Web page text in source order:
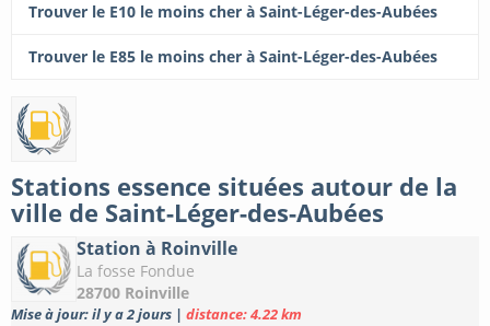
Trouver le E10 le moins cher à Saint-Léger-des-Aubées
Trouver le E85 le moins cher à Saint-Léger-des-Aubées
Stations essence situées autour de la
ville de Saint-Léger-des-Aubées
Station à Roinville
La fosse Fondue
28700 Roinville
Mise à jour: il y a 2 jours | distance: 4.22 km